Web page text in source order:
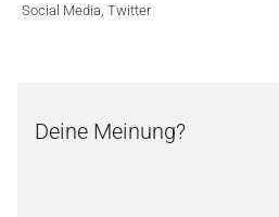
Social Media Twitter
Deine Meinung?